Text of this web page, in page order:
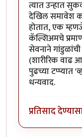
त्यात उन्हात
देखिल समावेश
होतात, एक
कॅल्शिअमचे
सेवनाने
(शारीरिक वाढ
पुढच्या टप्प्यात
धन्यवाद.
प्रतिसाद